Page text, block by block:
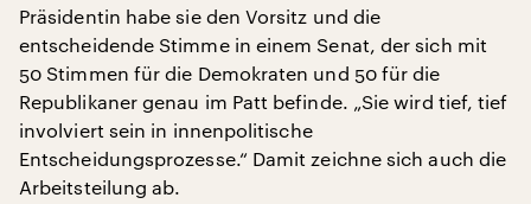
Präsidentin habe sie den Vorsitz und die
entscheidende Stimme in einem Senat, der sich mit
50 Stimmen für die Demokraten und 50 für die
Republikaner genau im Patt befinde. „Sie wird tief, tief
involviert sein in innenpolitische
Entscheidungsprozesse.“ Damit zeichne sich auch die
Arbeitsteilung ab.